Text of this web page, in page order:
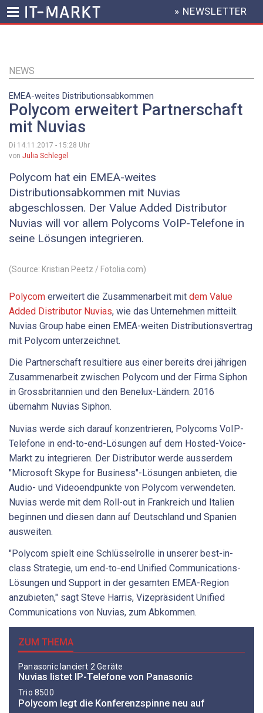
Inhalt
HEADER
MENU
» NEWSLETTER
NEWS
EMEA-weites Distributionsabkommen
Polycom erweitert Partnerschaft
mit Nuvias
Di 14.11.2017 - 15:28 Uhr
von Julia Schlegel
Polycom hat ein EMEA-weites
Distributionsabkommen mit Nuvias
abgeschlossen. Der Value Added Distributor
Nuvias will vor allem Polycoms VoIP-Telefone in
seine Lösungen integrieren.
(Source: Kristian Peetz / Fotolia.com)
Polycom erweitert die Zusammenarbeit mit dem Value
Added Distributor Nuvias, wie das Unternehmen mitteilt.
Nuvias Group habe einen EMEA-weiten Distributionsvertrag
mit Polycom unterzeichnet.
Die Partnerschaft resultiere aus einer bereits drei jährigen
Zusammenarbeit zwischen Polycom und der Firma Siphon
in Grossbritannien und den Benelux-Ländern. 2016
übernahm Nuvias Siphon.
Nuvias werde sich darauf konzentrieren, Polycoms VoIP-
Telefone in end-to-end-Lösungen auf dem Hosted-Voice-
Markt zu integrieren. Der Distributor werde ausserdem
"Microsoft Skype for Business"-Lösungen anbieten, die
Audio- und Videoendpunkte von Polycom verwendeten.
Nuvias werde mit dem Roll-out in Frankreich und Italien
beginnen und diesen dann auf Deutschland und Spanien
ausweiten.
"Polycom spielt eine Schlüsselrolle in unserer best-in-
class Strategie, um end-to-end Unified Communications-
Lösungen und Support in der gesamten EMEA-Region
anzubieten," sagt Steve Harris, Vizepräsident Unified
Communications von Nuvias, zum Abkommen.
ZUM THEMA
Panasonic lanciert 2 Geräte
Nuvias listet IP-Telefone von Panasonic
Trio 8500
Polycom legt die Konferenzspinne neu auf